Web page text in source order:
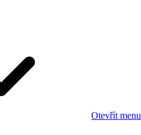
Otevřít menu